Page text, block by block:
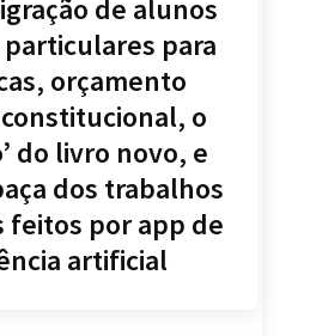
de alunos
para
orçamento
o
do livro novo, e
dos trabalhos
feitos por app de
artificial